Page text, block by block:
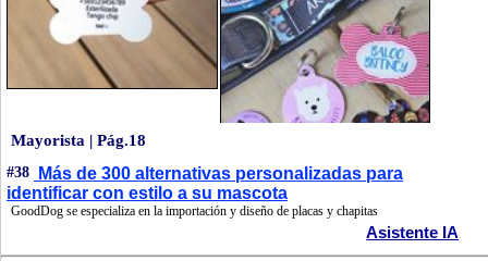
Mayorista | Pág.18
#38
Más de 300 alternativas personalizadas para
identificar con estilo a su mascota
GoodDog se especializa en la importación y diseño de placas y chapitas
Asistente IA